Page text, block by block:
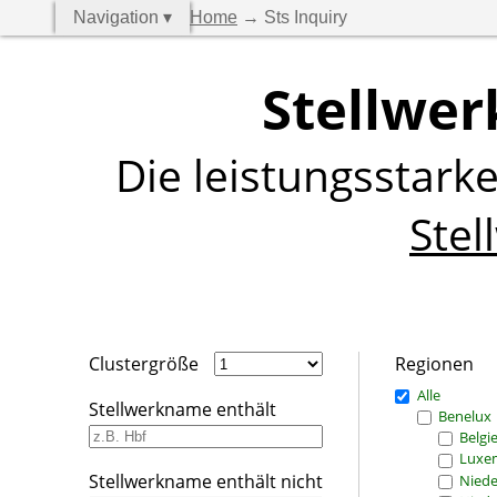
Navigation ▾ Home → Sts Inquiry
Die
Clustergröße
Stellwerkname enthält
Stellwerkname enthält nicht
Regionen
Alle
Benelux